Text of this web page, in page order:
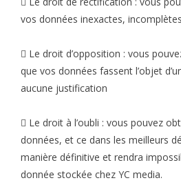
vos données inexactes, incomplètes
 Le droit d’opposition : vous
que vos données fassent l’objet
aucune justification
 Le droit à l’oubli : vous pouvez
données, et ce dans les meilleurs
manière définitive et rendra
donnée stockée chez YC media.